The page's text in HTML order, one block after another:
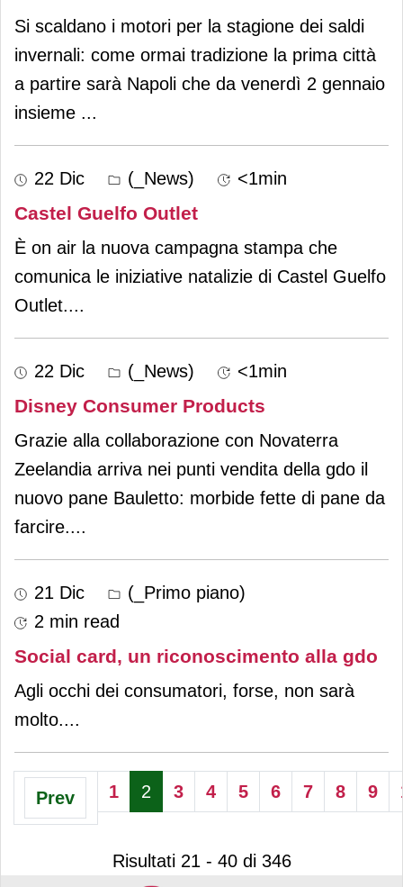
Si scaldano i motori per la stagione dei saldi
invernali: come ormai tradizione la prima città
a partire sarà Napoli che da venerdì 2 gennaio
insieme ...
22 Dic (_News) <1min
Castel Guelfo Outlet
È on air la nuova campagna stampa che
comunica le iniziative natalizie di Castel Guelfo
Outlet....
22 Dic (_News) <1min
Disney Consumer Products
Grazie alla collaborazione con Novaterra
Zeelandia arriva nei punti vendita della gdo il
nuovo pane Bauletto: morbide fette di pane da
farcire....
21 Dic
(_Primo piano)
2 min read
Social card, un riconoscimento alla gdo
Agli occhi dei consumatori, forse, non sarà
molto....
Prev 1 2 3 4 5 6 7 8 9
Risultati 21 - 40 di 346